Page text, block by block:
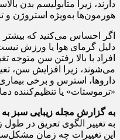
دارند، زیرا متابولیسم بدن
هورمون‌ها به‌ویژه استروژن و
اگر احساس می‌کنید که
دلیل گرمای هوا یا ورزش
افراد با بالا رفتن سن متوجه
می‌شوند، زیرا افزایش سن،
داروها، استرس و برخی
«ترموستات» یا تنظیم‌‌کننده
به گزارش مجله زیبایی سبز به
به تغییر الگوی تعریق در
این تغییرات چه زمان